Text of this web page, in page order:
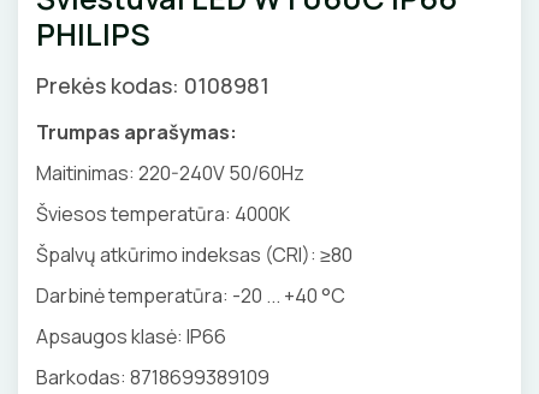
Lubiniai šviestuvai
Pakabinami šviestuvai
Sieniniai šviestuvai
Pastatomi šviestuvai, stulpeliai
Įmontuojami šviestuvai
Šviestuvai nuo judesio
Gatvių, parkų šviestuvai
APŠVIETIMO SISTEMOS
LED juostų profiliai, priedai
LED juostos
Bėginės apšvietimo sistemos
Magnetinės apšvietimo sistemos
Tradicinės lempos
Specialios paskirties lempos
Maitinimo šaltiniai
Valdikliai, pulteliai
Judesio davikliai
JUNGIKLIAI, KIŠTUKINIAI LIZDAI
MONTAŽINĖS DĖŽUTĖS
VAMZDŽIAI, GOFROS
Įkrovimo stotelės
Įkrovimo kabeliai
AUTOMATINIAI JUNGIKLIAI
ATSUKTUVAI
PHILIPS
Prekės kodas: 0108981
Trumpas aprašymas:
Maitinimas: 220-240V 50/60Hz
Šviesos temperatūra: 4000K
Špalvų atkūrimo indeksas (CRI): ≥80
Darbinė temperatūra: -20 ... +40 °C
Apsaugos klasė: IP66
Barkodas: 8718699389109